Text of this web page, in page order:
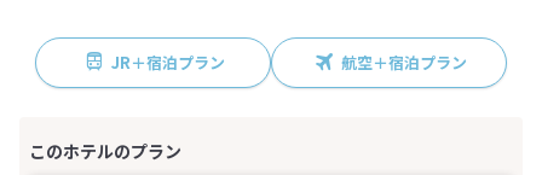
JR＋宿泊プラン 航空＋宿泊プラン